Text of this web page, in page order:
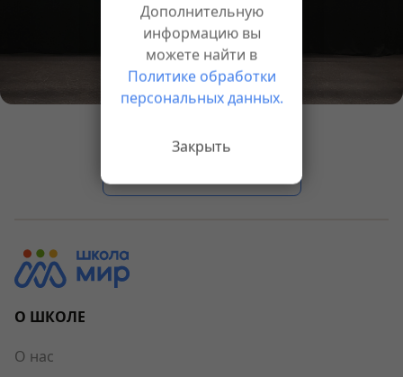
О ШКОЛЕ
О нас
Дополнительную
информацию вы
можете найти в
Политике обработки
персональных данных.
Закрыть